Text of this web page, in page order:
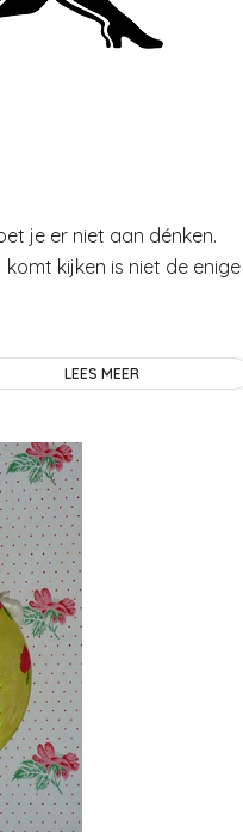
je er niet aan dénken.
kijken is niet de enige
LEES MEER